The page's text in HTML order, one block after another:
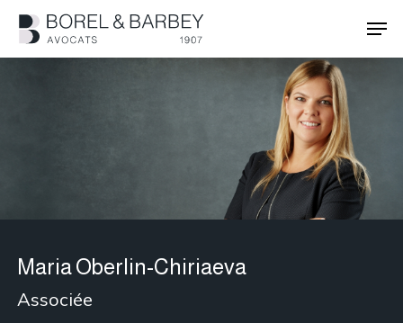
Maria Oberlin-Chiriaeva
Associée